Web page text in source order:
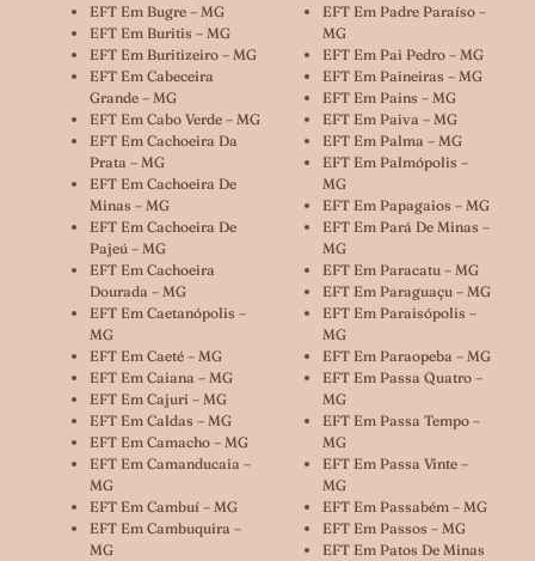
EFT Em Bugre – MG
EFT Em Buritis – MG
EFT Em Buritizeiro – MG
EFT Em Cabeceira
Grande – MG
EFT Em Cabo Verde – MG
EFT Em Cachoeira Da
Prata – MG
EFT Em Cachoeira De
Minas – MG
EFT Em Cachoeira De
Pajeú – MG
EFT Em Cachoeira
Dourada – MG
EFT Em Caetanópolis –
MG
EFT Em Caeté – MG
EFT Em Caiana – MG
EFT Em Cajuri – MG
EFT Em Caldas – MG
EFT Em Camacho – MG
EFT Em Camanducaia –
MG
EFT Em Cambuí – MG
EFT Em Cambuquira –
MG
EFT Em Padre Paraíso –
MG
EFT Em Pai Pedro – MG
EFT Em Paineiras – MG
EFT Em Pains – MG
EFT Em Paiva – MG
EFT Em Palma – MG
EFT Em Palmópolis –
MG
EFT Em Papagaios – MG
EFT Em Pará De Minas –
MG
EFT Em Paracatu – MG
EFT Em Paraguaçu – MG
EFT Em Paraisópolis –
MG
EFT Em Paraopeba – MG
EFT Em Passa Quatro –
MG
EFT Em Passa Tempo –
MG
EFT Em Passa Vinte –
MG
EFT Em Passabém – MG
EFT Em Passos – MG
EFT Em Patos De Minas